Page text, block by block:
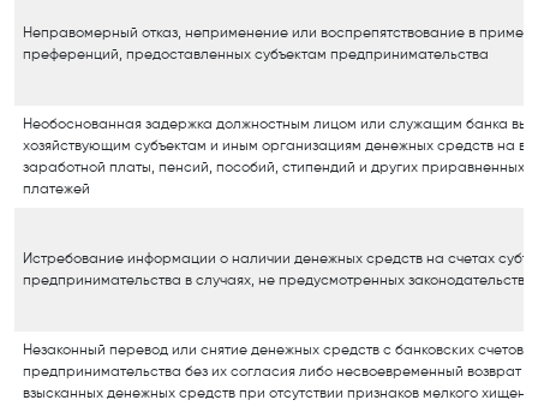
Неправомерный отказ, неприменение или воспрепятствование в
преференций, предоставленных субъектам предпринимательства
Необоснованная задержка должностным лицом или служащим банка
хозяйствующим субъектам и иным организациям денежных средств на
заработной платы, пенсий, пособий, стипендий и других приравненных
платежей
Истребование информации о наличии денежных средств на счетах
предпринимательства в случаях, не предусмотренных
Незаконный перевод или снятие денежных средств с банковских счетов
предпринимательства без их согласия либо несвоевременный возврат
взысканных денежных средств при отсутствии признаков мелкого